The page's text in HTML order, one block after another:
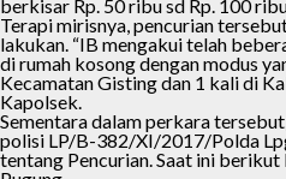
berkisar Rp. 50 ribu sd Rp. 100
Terapi mirisnya, pencurian
lakukan. “IB mengakui telah
di rumah kosong dengan modus
Kecamatan Gisting dan 1 kali di
Kapolsek.
Sementara dalam perkara
polisi LP/B-382/XI/2017/Polda
tentang Pencurian. Saat ini